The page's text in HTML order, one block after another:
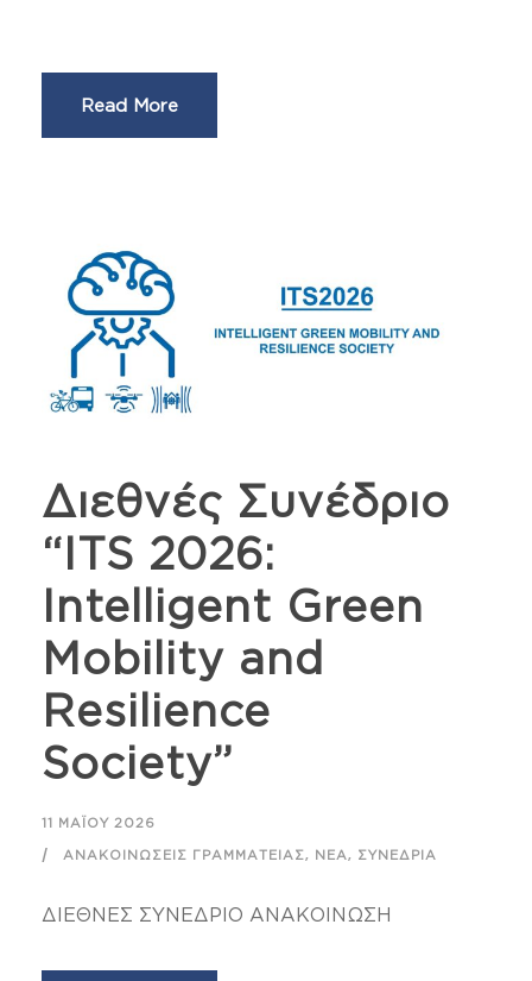
Read More
Διεθνές Συνέδριο
“ITS 2026:
Intelligent Green
Mobility and
Resilience
Society”
11 ΜΑΪ́ΟΥ 2026
ΑΝΑΚΟΙΝΏΣΕΙΣ ΓΡΑΜΜΑΤΕΊΑΣ, ΝΈΑ, ΣΥΝΈΔΡΙΑ
ΔΙΕΘΝΕΣ ΣΥΝΕΔΡΙΟ ΑΝΑΚΟΙΝΩΣΗ